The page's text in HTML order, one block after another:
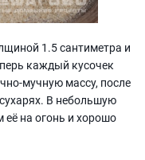
1.5 сантиметра и
каждый кусочек
мучную массу, после
В небольшую
на огонь и хорошо